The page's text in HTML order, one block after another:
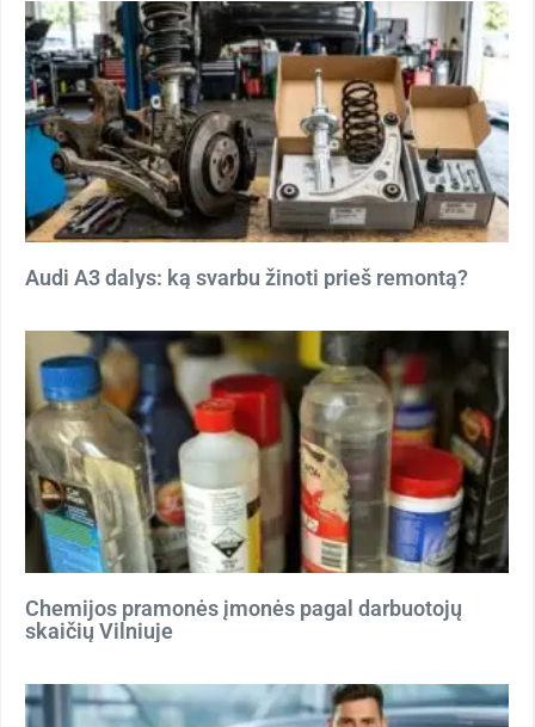
Audi A3 dalys: ką svarbu žinoti prieš remontą?
Chemijos pramonės įmonės pagal darbuotojų
skaičių Vilniuje